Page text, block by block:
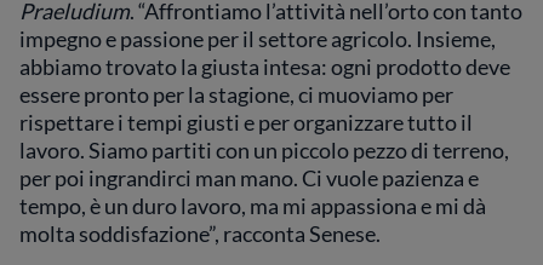
Praeludium. “Affrontiamo l’attività nell’orto con tanto
impegno e passione per il settore agricolo. Insieme,
abbiamo trovato la giusta intesa: ogni prodotto deve
essere pronto per la stagione, ci muoviamo per
rispettare i tempi giusti e per organizzare tutto il
lavoro. Siamo partiti con un piccolo pezzo di terreno,
per poi ingrandirci man mano. Ci vuole pazienza e
tempo, è un duro lavoro, ma mi appassiona e mi dà
molta soddisfazione”, racconta Senese.